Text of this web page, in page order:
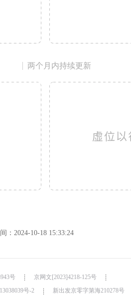
两个月内持续更新
：2024-10-18 15:33:24
号 ┊ 京网文[2023]4218-125号
┊
号-2 ┊ 新出发京零字第海210278号